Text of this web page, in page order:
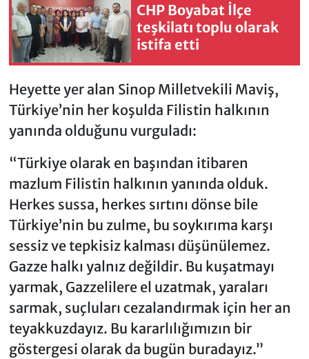
CHP Boyabat İlçe
teşkilatı toplu olarak
istifa etti
Heyette yer alan Sinop Milletvekili Maviş,
Türkiye’nin her koşulda Filistin halkının
yanında olduğunu vurguladı:
“Türkiye olarak en başından itibaren
mazlum Filistin halkının yanında olduk.
Herkes sussa, herkes sırtını dönse bile
Türkiye’nin bu zulme, bu soykırıma karşı
sessiz ve tepkisiz kalması düşünülemez.
Gazze halkı yalnız değildir. Bu kuşatmayı
yarmak, Gazzelilere el uzatmak, yaraları
sarmak, suçluları cezalandırmak için her an
teyakkuzdayız. Bu kararlılığımızın bir
göstergesi olarak da bugün buradayız.”